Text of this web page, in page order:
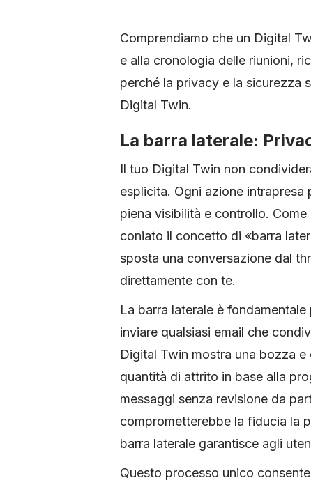
Comprendiamo che un Digital
e alla cronologia delle riunioni,
perché la privacy e la sicurezza
Digital Twin.
La barra laterale:
Il tuo Digital Twin non
esplicita. Ogni azione
piena visibilità e controllo.
coniato il concetto di «barra
sposta una conversazione dal
direttamente con te.
La barra laterale è
inviare qualsiasi email che
Digital Twin mostra una bozza
quantità di attrito in base alla
messaggi senza revisione da
comprometterebbe la fiducia la
barra laterale garantisce agli
Questo processo unico